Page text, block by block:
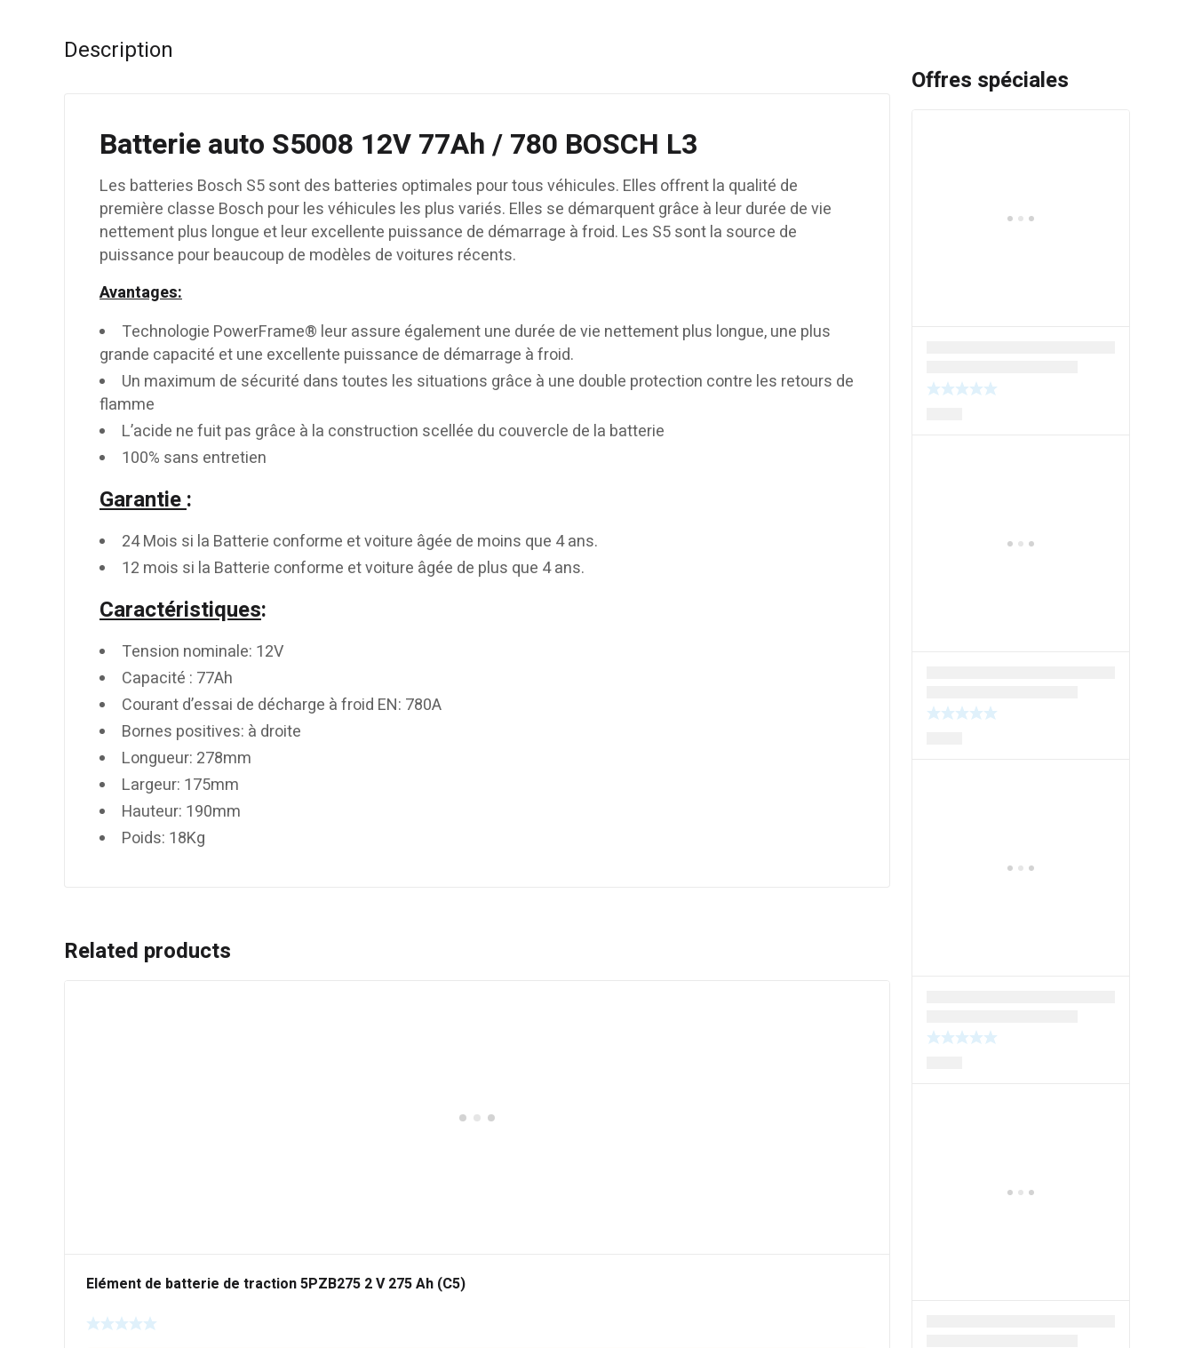
Description
Batterie auto S5008 12V 77Ah / 780 BOSCH L3
Les batteries Bosch S5 sont des batteries optimales pour tous véhicules. Elles offrent la qualité de
première classe Bosch pour les véhicules les plus variés. Elles se démarquent grâce à leur durée de vie
nettement plus longue et leur excellente puissance de démarrage à froid. Les S5 sont la source de
puissance pour beaucoup de modèles de voitures récents.
Avantages:
Technologie PowerFrame® leur assure également une durée de vie nettement plus longue, une plus
grande capacité et une excellente puissance de démarrage à froid.
Un maximum de sécurité dans toutes les situations grâce à une double protection contre les retours de
flamme
L’acide ne fuit pas grâce à la construction scellée du couvercle de la batterie
100% sans entretien
Garantie:
24 Mois si la Batterie conforme et voiture âgée de moins que 4 ans.
12 mois si la Batterie conforme et voiture âgée de plus que 4 ans.
Caractéristiques:
Tension nominale: 12V
Capacité : 77Ah
Courant d’essai de décharge à froid EN: 780A
Bornes positives: à droite
Longueur: 278mm
Largeur: 175mm
Hauteur: 190mm
Poids: 18Kg
Related products
Elément de batterie de traction 5PZB275 2 V 275 Ah (C5)
Offres spéciales